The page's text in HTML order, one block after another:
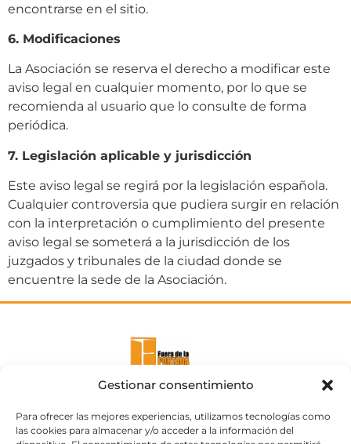
Gestionar consentimiento
Para ofrecer las mejores experiencias, utilizamos tecnologías como
las cookies para almacenar y/o acceder a la información del
encontrarse en el sitio.
6. Modificaciones
La Asociación se reserva el derecho a modificar este
aviso legal en cualquier momento, por lo que se
recomienda al usuario que lo consulte de forma
periódica.
7. Legislación aplicable y jurisdicción
Este aviso legal se regirá por la legislación española.
Cualquier controversia que pudiera surgir en relación
con la interpretación o cumplimiento del presente
aviso legal se someterá a la jurisdicción de los
juzgados y tribunales de la ciudad donde se
encuentre la sede de la Asociación.